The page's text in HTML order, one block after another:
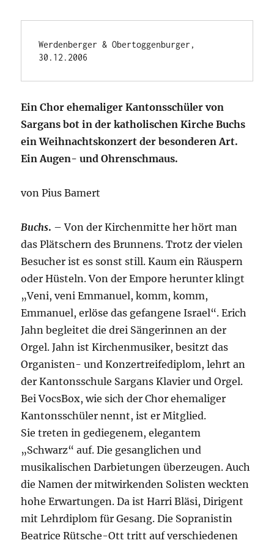
Werdenberger & Obertoggenburger,
30.12.2006
Ein Chor ehemaliger Kantonsschüler von
Sargans bot in der katholischen Kirche Buchs
ein Weihnachtskonzert der besonderen Art.
Ein Augen- und Ohrenschmaus.
von Pius Bamert
Buchs. – Von der Kirchenmitte her hört man
das Plätschern des Brunnens. Trotz der vielen
Besucher ist es sonst still. Kaum ein Räuspern
oder Hüsteln. Von der Empore herunter klingt
„Veni, veni Emmanuel, komm, komm,
Emmanuel, erlöse das gefangene Israel“. Erich
Jahn begleitet die drei Sängerinnen an der
Orgel. Jahn ist Kirchenmusiker, besitzt das
Organisten- und Konzertreifediplom, lehrt an
der Kantonsschule Sargans Klavier und Orgel.
Bei VocsBox, wie sich der Chor ehemaliger
Kantonsschüler nennt, ist er Mitglied.
Sie treten in gediegenem, elegantem
„Schwarz“ auf. Die gesanglichen und
musikalischen Darbietungen überzeugen. Auch
die Namen der mitwirkenden Solisten weckten
hohe Erwartungen. Da ist Harri Bläsi, Dirigent
mit Lehrdiplom für Gesang. Die Sopranistin
Beatrice Rütsche-Ott tritt auf verschiedenen